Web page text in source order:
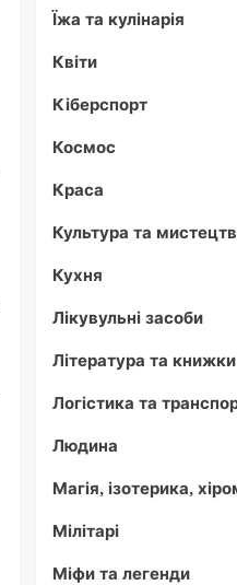
Їжа та кулінарія
Квіти
Кіберспорт
Космос
Краса
Культура та
Кухня
Лікувульні засоби
Література та книжки
Логістика та
Людина
Магія, ізотерика,
Мілітарі
Міфи та легенди